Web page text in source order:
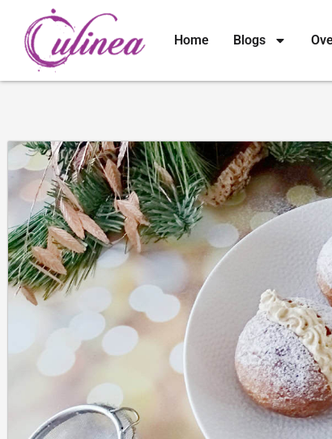
Home Blogs